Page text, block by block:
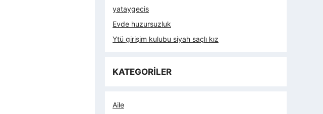
yataygecis
Evde huzursuzluk
Ytü girişim kulubu siyah saçlı kız
KATEGORİLER
Aile